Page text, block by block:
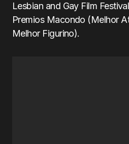
Lesbian and Gay Film
Premios Macondo (Melhor
Melhor Figurino).